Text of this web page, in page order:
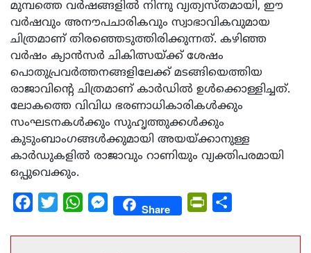
മുമ്പത്തെ വർഷങ്ങളിൽ നിന്നു വ്യത്യസ്തമായി, ഈ
വർഷവും അനൗപചാരികവും സ്വാഭാവികവുമായ
ചിത്രമാണ് തിരഞ്ഞെടുത്തിരിക്കുന്നത്. കഴിഞ്ഞ
വർഷം ക്യാൻസർ ചികിത്സയ്ക്ക് ശേഷം
പൊതുപ്രവർത്തനങ്ങളിലേക്ക് മടങ്ങിയെത്തിയ
രാജാവിന്റെ ചിത്രമാണ് കാർഡിൽ ഉൾക്കൊള്ളിച്ചത്.
ലോകത്തെ വിവിധ ഭരണാധികാരികൾക്കും
സംഘടനകൾക്കും സുഹൃത്തുക്കൾക്കും
കുടുംബാംഗങ്ങൾക്കുമായി അയയ്ക്കാനുള്ള
കാർഡുകളിൽ രാജാവും റാണിയും വ്യക്തിപരമായി
ഒപ്പുവെക്കും.
Facebook
Twitter WhatsAppMessengerShare PrintFriendly